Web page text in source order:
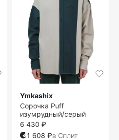
Ymkashix
Сорочка Puff
изумрудный/серый
6 430 ₽
1 608 ₽в Сплит